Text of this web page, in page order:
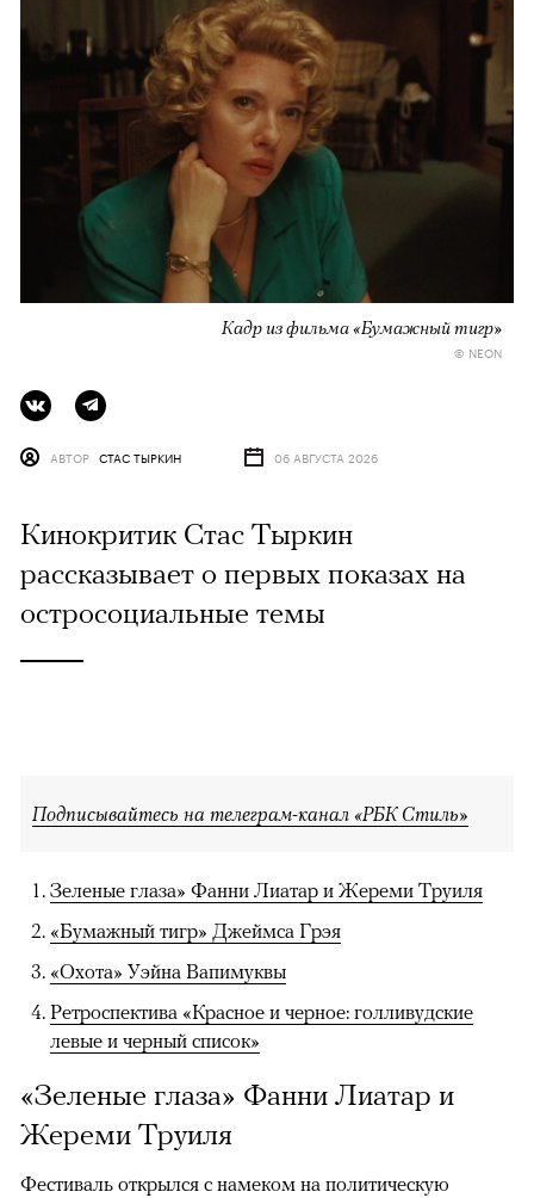
Кадр из фильма «Бумажный тигр»
© NEON
АВТОР СТАС ТЫРКИН 06 АВГУСТА 2026
Кинокритик Стас Тыркин
рассказывает о первых показах на
остросоциальные темы
Подписывайтесь на телеграм-канал «РБК Стиль»
Зеленые глаза» Фанни Лиатар и Жереми Труиля
«Бумажный тигр» Джеймса Грэя
«Охота» Уэйна Вапимуквы
Ретроспектива «Красное и черное: голливудские
левые и черный список»
«Зеленые глаза» Фанни Лиатар и
Жереми Труиля
Фестиваль открылся с намеком на политическую